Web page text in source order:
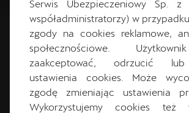
PRZETESTUJ
TAVASCAN W AKCJI
Serwis Ubezpieczeniowy Sp.
współadministratorzy) w
zgody na cookies reklamowe,
społecznościowe.
zaakceptować, odrzucić
ustawienia cookies. Może
zgodę zmieniając ustawienia
Wykorzystujemy cookies też